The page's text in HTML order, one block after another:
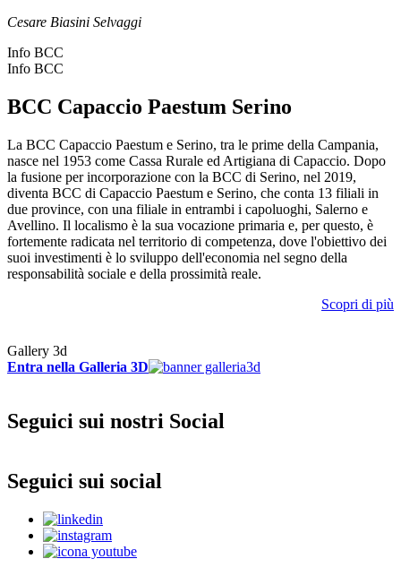
Cesare Biasini Selvaggi
Info BCC
Info BCC
BCC Capaccio Paestum Serino
La BCC Capaccio Paestum e Serino, tra le prime della Campania,
nasce nel 1953 come Cassa Rurale ed Artigiana di Capaccio. Dopo
la fusione per incorporazione con la BCC di Serino, nel 2019,
diventa BCC di Capaccio Paestum e Serino, che conta 13 filiali in
due province, con una filiale in entrambi i capoluoghi, Salerno e
Avellino. Il localismo è la sua vocazione primaria e, per questo, è
fortemente radicata nel territorio di competenza, dove l'obiettivo dei
suoi investimenti è lo sviluppo dell'economia nel segno della
responsabilità sociale e della prossimità reale.
Scopri di più
Gallery 3d
Entra nella Galleria 3D
Seguici sui nostri Social
Seguici sui social